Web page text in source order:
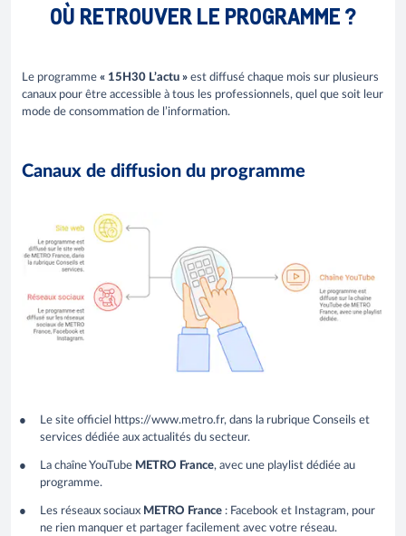
OÙ RETROUVER LE PROGRAMME ?
Le programme « 15H30 L’actu » est diffusé chaque mois sur plusieurs
canaux pour être accessible à tous les professionnels, quel que soit leur
mode de consommation de l’information.
Canaux de diffusion du programme
Le site officiel https://www.metro.fr, dans la rubrique Conseils et
services dédiée aux actualités du secteur.
La chaîne YouTube METRO France, avec une playlist dédiée au
programme.
Les réseaux sociaux METRO France : Facebook et Instagram, pour
ne rien manquer et partager facilement avec votre réseau.